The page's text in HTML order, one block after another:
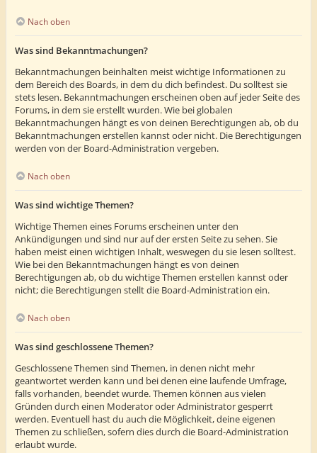
Nach oben
Was sind Bekanntmachungen?
Bekanntmachungen beinhalten meist wichtige Informationen zu
dem Bereich des Boards, in dem du dich befindest. Du solltest sie
stets lesen. Bekanntmachungen erscheinen oben auf jeder Seite des
Forums, in dem sie erstellt wurden. Wie bei globalen
Bekanntmachungen hängt es von deinen Berechtigungen ab, ob du
Bekanntmachungen erstellen kannst oder nicht. Die Berechtigungen
werden von der Board-Administration vergeben.
Nach oben
Was sind wichtige Themen?
Wichtige Themen eines Forums erscheinen unter den
Ankündigungen und sind nur auf der ersten Seite zu sehen. Sie
haben meist einen wichtigen Inhalt, weswegen du sie lesen solltest.
Wie bei den Bekanntmachungen hängt es von deinen
Berechtigungen ab, ob du wichtige Themen erstellen kannst oder
nicht; die Berechtigungen stellt die Board-Administration ein.
Nach oben
Was sind geschlossene Themen?
Geschlossene Themen sind Themen, in denen nicht mehr
geantwortet werden kann und bei denen eine laufende Umfrage,
falls vorhanden, beendet wurde. Themen können aus vielen
Gründen durch einen Moderator oder Administrator gesperrt
werden. Eventuell hast du auch die Möglichkeit, deine eigenen
Themen zu schließen, sofern dies durch die Board-Administration
erlaubt wurde.